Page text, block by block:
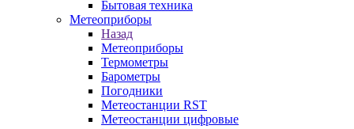
Бытовая техника
Метеоприборы
Назад
Метеоприборы
Термометры
Барометры
Погодники
Метеостанции RST
Метеостанции цифровые